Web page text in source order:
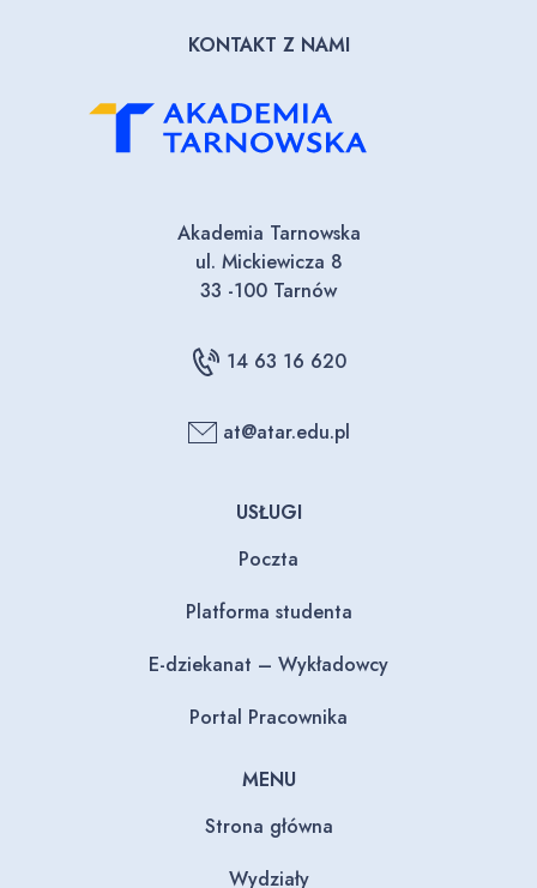
KONTAKT Z NAMI
Akademia Tarnowska
ul. Mickiewicza 8
33 -100 Tarnów
14 63 16 620
at@atar.edu.pl
USŁUGI
Poczta
Platforma studenta
E-dziekanat – Wykładowcy
Portal Pracownika
MENU
Strona główna
Wydziały